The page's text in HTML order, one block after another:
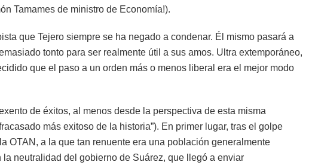
Tamames de ministro de Economía!).
que Tejero siempre se ha negado a condenar. Él mismo pasará a
tonto para ser realmente útil a sus amos. Ultra extemporáneo,
que el paso a un orden más o menos liberal era el mejor modo
de éxitos, al menos desde la perspectiva de esta misma
más exitoso de la historia”). En primer lugar, tras el golpe
OTAN, a la que tan renuente era una población generalmente
neutralidad del gobierno de Suárez, que llegó a enviar